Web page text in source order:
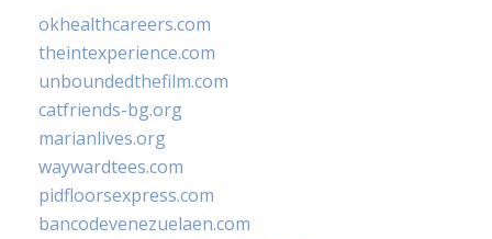
okhealthcareers.com
theintexperience.com
unboundedthefilm.com
catfriends-bg.org
marianlives.org
waywardtees.com
pidfloorsexpress.com
bancodevenezuelaen.com